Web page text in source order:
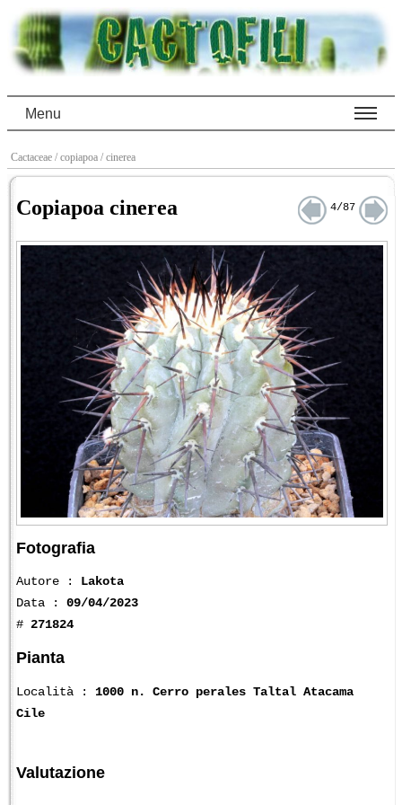
Menu
Cactaceae / copiapoa / cinerea
Copiapoa cinerea 4/87
Fotografia
Autore : Lakota
Data : 09/04/2023
# 271824
Pianta
Località : 1000 n. Cerro perales Taltal Atacama
Cile
Valutazione